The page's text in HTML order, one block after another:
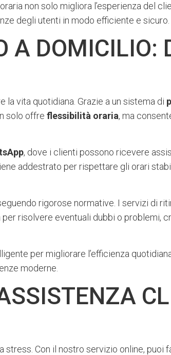
non solo migliora l’esperienza del
degli utenti in modo efficiente e sicuro.
A DOMICILIO:
vita quotidiana. Grazie a un sistema di
solo offre flessibilità oraria, ma
, dove i clienti possono ricevere
addestrato per rispettare gli orari
rigorose normative. I servizi di
risolvere eventuali dubbi o problemi,
per migliorare l’efficienza
moderne.
Con il nostro servizio online,